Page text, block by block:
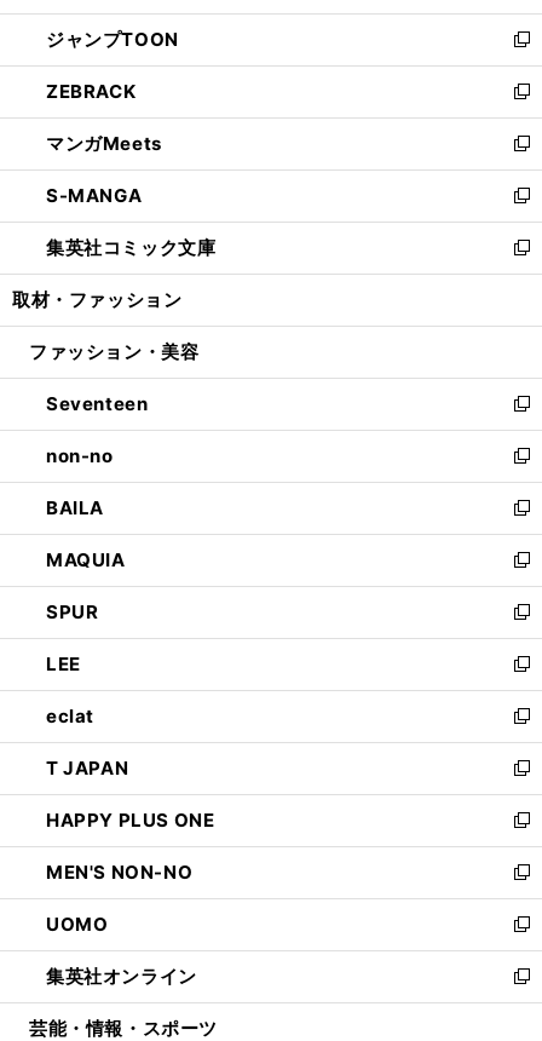
開
く
ウ
で
開
く
ン
ド
ウ
で
開
く
ウ
ィ
ン
ド
ウ
で
開
く
し
い
ウ
ィ
ン
ド
ウ
で
開
く
ジャンプTOON
新
し
い
ウ
ィ
ン
ド
ウ
で
開
ZEBRACK
新
し
い
ウ
ィ
ン
ド
ウ
開
マンガMeets
新
し
い
ウ
ィ
ン
ウ
開
く
S-MANGA
新
し
い
ウ
ン
ウ
で
開
く
集英社コミック文庫
新
し
ウ
ン
ド
ウ
で
開
く
取材・ファッション
ファッション・美容
Seventeen
新
し
い
ウ
ィ
ン
ド
ウ
で
開
く
non-no
新
し
い
ウ
ィ
ン
ド
ウ
で
開
く
BAILA
新
し
い
ウ
ィ
ン
ド
ウ
で
開
く
MAQUIA
新
し
い
ウ
ィ
ン
ド
ウ
で
開
く
SPUR
新
し
い
ウ
ィ
ン
ド
ウ
で
開
く
LEE
新
し
い
ウ
ィ
ン
ド
ウ
で
開
く
eclat
新
し
い
ウ
ィ
ン
ド
ウ
で
開
く
T JAPAN
新
し
い
ウ
ィ
ン
ド
ウ
で
開
HAPPY PLUS ONE
新
し
い
ウ
ィ
ン
ド
ウ
MEN'S NON-NO
新
し
い
ウ
ィ
ン
UOMO
新
し
い
ウ
集英社オンライン
新
し
芸能・情報・スポーツ